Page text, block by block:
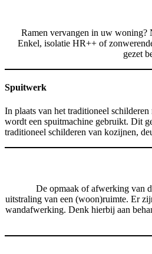
Ramen vervangen in uw woning?
Enkel, isolatie HR++ of
gezet
Spuitwerk
In plaats van het traditioneel
wordt een spuitmachine gebruikt. Dit
traditioneel schilderen van kozijnen,
De opmaak of afwerking van
uitstraling van een (woon)ruimte. Er
wandafwerking. Denk hierbij aan